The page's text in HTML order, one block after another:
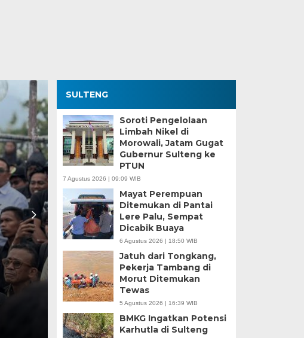
Kesaksian Buruh
Industri Nikel di
Minggu, 5 Jan 2025 - 18:59 WIB
HARIANSULTENG.COM, MOROWALI – Industri
punggung ekspor nasional. Mantra hilirisasi terus…
SULTENG
Soroti Pengelolaan
Limbah Nikel di
Morowali, Jatam Gugat
Gubernur Sulteng ke
PTUN
7 Agustus 2026 | 09:09 WIB
Mayat Perempuan
Ditemukan di Pantai
Lere Palu, Sempat
Dicabik Buaya
6 Agustus 2026 | 18:50 WIB
Jatuh dari Tongkang,
Pekerja Tambang di
Morut Ditemukan
Tewas
5 Agustus 2026 | 16:39 WIB
BMKG Ingatkan Potensi
Karhutla di Sulteng